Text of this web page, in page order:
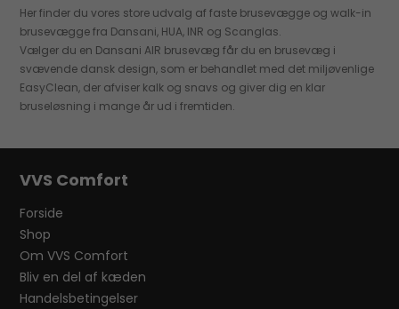
Her finder du vores store udvalg af faste brusevægge og walk-in
brusevægge fra Dansani, HUA, INR og Scanglas.
Vælger du en Dansani AIR brusevæg får du en brusevæg i
svævende dansk design, som er behandlet med det miljøvenlige
EasyClean, der afviser kalk og snavs og giver dig en klar
bruseløsning i mange år ud i fremtiden.
VVS Comfort
Forside
Shop
Om VVS Comfort
Bliv en del af kæden
Handelsbetingelser